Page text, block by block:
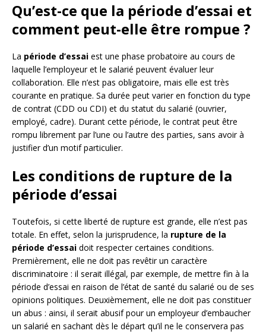
Qu’est-ce que la période d’essai et
comment peut-elle être rompue ?
La période d’essai est une phase probatoire au cours de
laquelle l’employeur et le salarié peuvent évaluer leur
collaboration. Elle n’est pas obligatoire, mais elle est très
courante en pratique. Sa durée peut varier en fonction du type
de contrat (CDD ou CDI) et du statut du salarié (ouvrier,
employé, cadre). Durant cette période, le contrat peut être
rompu librement par l’une ou l’autre des parties, sans avoir à
justifier d’un motif particulier.
Les conditions de rupture de la
période d’essai
Toutefois, si cette liberté de rupture est grande, elle n’est pas
totale. En effet, selon la jurisprudence, la rupture de la
période d’essai doit respecter certaines conditions.
Premièrement, elle ne doit pas revêtir un caractère
discriminatoire : il serait illégal, par exemple, de mettre fin à la
période d’essai en raison de l’état de santé du salarié ou de ses
opinions politiques. Deuxièmement, elle ne doit pas constituer
un abus : ainsi, il serait abusif pour un employeur d’embaucher
un salarié en sachant dès le départ qu’il ne le conservera pas